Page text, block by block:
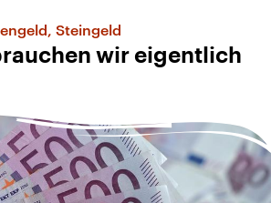
Steingeld
wir eigentlich